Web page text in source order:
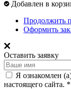
Добавлен в
Продолжить
Оформить
Оставить заявку
Я ознакомлен
настоящего сайта. *